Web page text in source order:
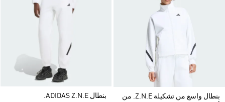
بنطال واسع من تشكيلة Z.N.E. من
بنطال ADIDAS Z.N.E.